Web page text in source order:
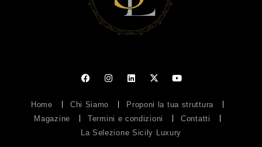
Home Chi Siamo
Proponi la tua struttura
Magazine
Termini e condizioni
Contatti
La Selezione Sicily Luxury